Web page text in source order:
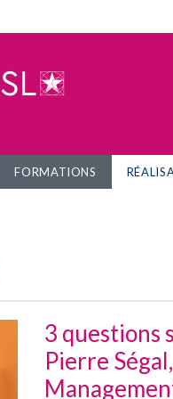
FORMATIONS
3 questions
Pierre